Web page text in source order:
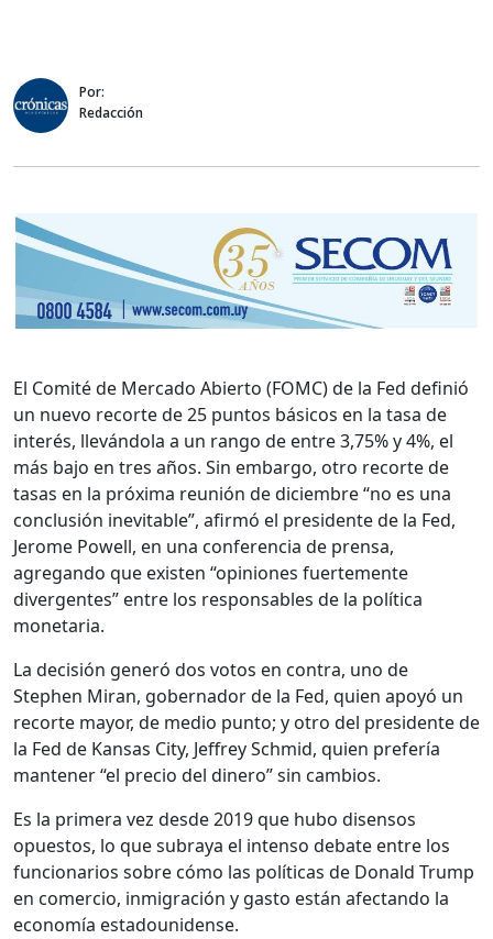
Por:
Redacción
El Comité de Mercado Abierto (FOMC) de la Fed definió
un nuevo recorte de 25 puntos básicos en la tasa de
interés, llevándola a un rango de entre 3,75% y 4%, el
más bajo en tres años. Sin embargo, otro recorte de
tasas en la próxima reunión de diciembre “no es una
conclusión inevitable”, afirmó el presidente de la Fed,
Jerome Powell, en una conferencia de prensa,
agregando que existen “opiniones fuertemente
divergentes” entre los responsables de la política
monetaria.
La decisión generó dos votos en contra, uno de
Stephen Miran, gobernador de la Fed, quien apoyó un
recorte mayor, de medio punto; y otro del presidente de
la Fed de Kansas City, Jeffrey Schmid, quien prefería
mantener “el precio del dinero” sin cambios.
Es la primera vez desde 2019 que hubo disensos
opuestos, lo que subraya el intenso debate entre los
funcionarios sobre cómo las políticas de Donald Trump
en comercio, inmigración y gasto están afectando la
economía estadounidense.